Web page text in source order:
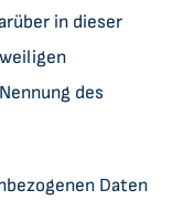
in dieser
des
Daten